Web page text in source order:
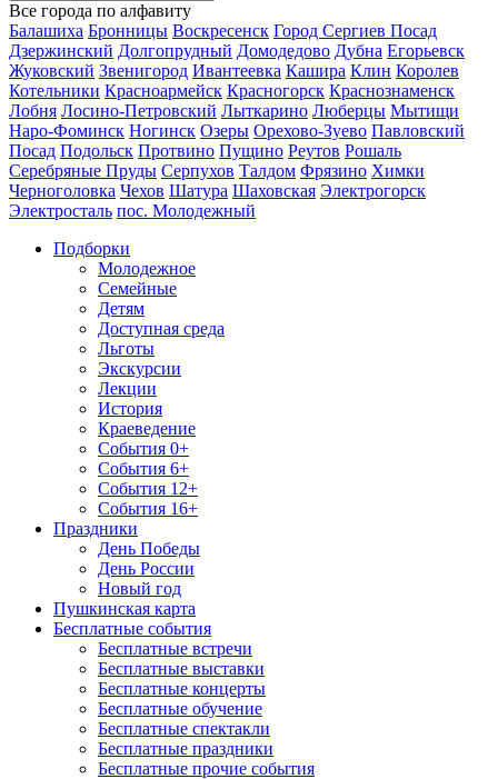
Все города по алфавиту
Балашиха Бронницы Воскресенск Город Сергиев Посад
Дзержинский Долгопрудный Домодедово Дубна Егорьевск
Жуковский Звенигород Ивантеевка Кашира Клин Королев
Котельники Красноармейск Красногорск Краснознаменск
Лобня Лосино-Петровский Лыткарино Люберцы Мытищи
Наро-Фоминск Ногинск Озеры Орехово-Зуево Павловский
Посад Подольск Протвино Пущино Реутов Рошаль
Серебряные Пруды Серпухов Талдом Фрязино Химки
Черноголовка Чехов Шатура Шаховская Электрогорск
Электросталь пос. Молодежный
Подборки
Молодежное
Семейные
Детям
Доступная среда
Льготы
Экскурсии
Лекции
История
Краеведение
События 0+
События 6+
События 12+
События 16+
Праздники
День Победы
День России
Новый год
Пушкинская карта
Бесплатные события
Бесплатные встречи
Бесплатные выставки
Бесплатные концерты
Бесплатные обучение
Бесплатные спектакли
Бесплатные праздники
Бесплатные прочие события